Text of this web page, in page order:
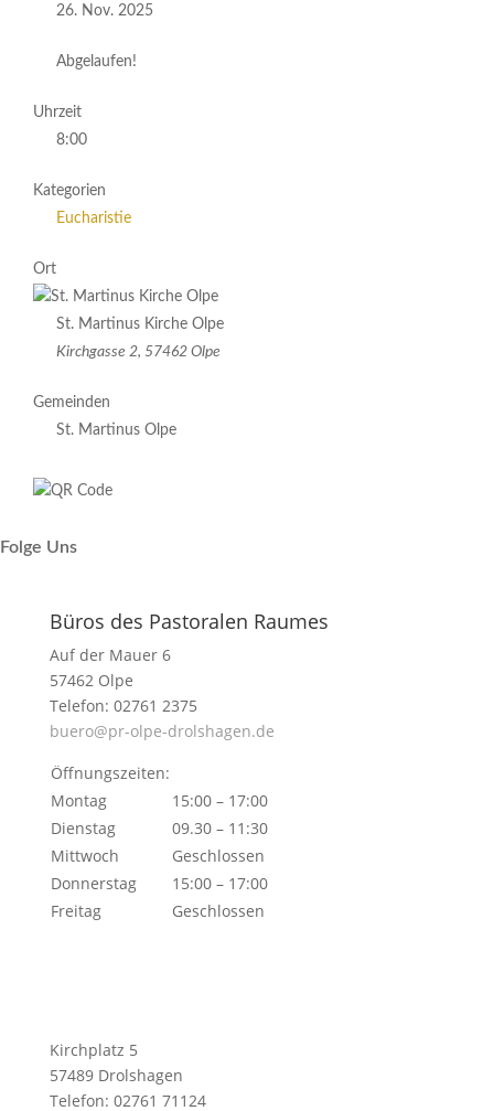
26. Nov. 2025
Abgelaufen!
Uhrzeit
8:00
Kategorien
Eucharistie
Ort
St. Martinus Kirche Olpe
Kirchgasse 2, 57462 Olpe
Gemeinden
St. Martinus Olpe
Folge Uns
Büros des Pastoralen Raumes
Auf der Mauer 6
57462 Olpe
Telefon: 02761 2375
buero@pr-olpe-drolshagen.de
Öffnungszeiten:
Montag
15:00 – 17:00
Dienstag
09.30 – 11:30
Mittwoch
Geschlossen
Donnerstag
15:00 – 17:00
Freitag
Geschlossen
Kirchplatz 5
57489 Drolshagen
Telefon: 02761 71124